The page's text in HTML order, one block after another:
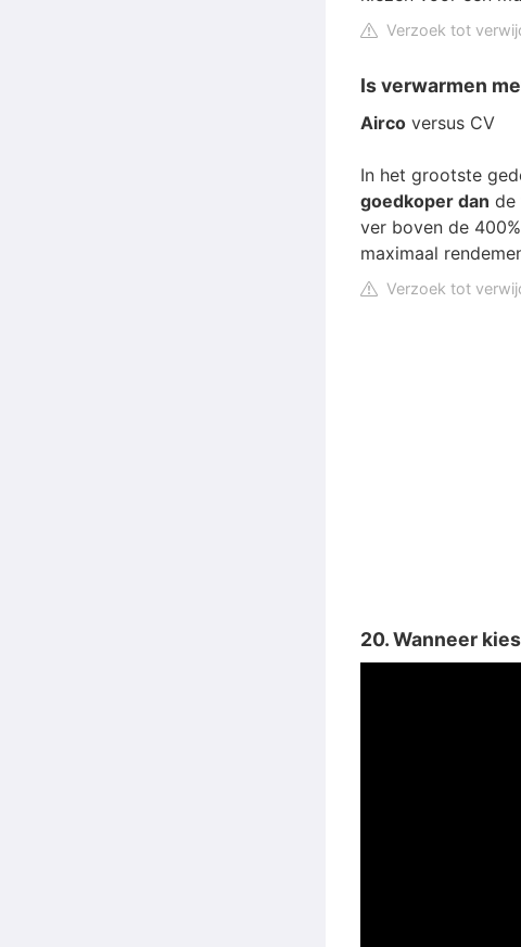
Verzoek tot
Is verwarmen
Airco versus CV
In het grootste
goedkoper dan de
ver boven de
maximaal
Verzoek tot
20. Wanneer